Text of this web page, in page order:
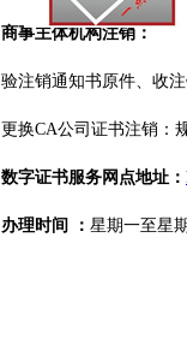
商事主体机构注销：
验注销通知书原件、收
更换CA公司证书注销：
数字证书服务网点地址：
办理时间 ： 星期一至星